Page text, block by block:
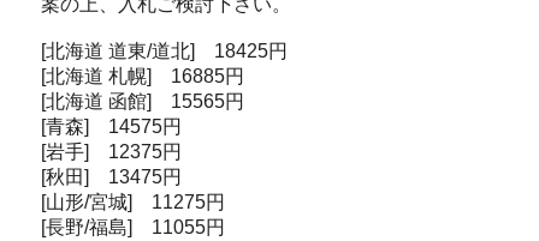
案の上、入札ご検討下さい。
[北海道 道東/道北] 18425円
[北海道 札幌] 16885円
[北海道 函館] 15565円
[青森] 14575円
[岩手] 12375円
[秋田] 13475円
[山形/宮城] 11275円
[長野/福島] 11055円